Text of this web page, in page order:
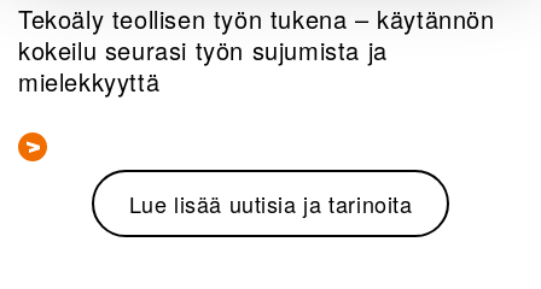
Tekoäly teollisen työn tukena – käytännön
kokeilu seurasi työn sujumista ja
mielekkyyttä
Lue lisää uutisia ja tarinoita